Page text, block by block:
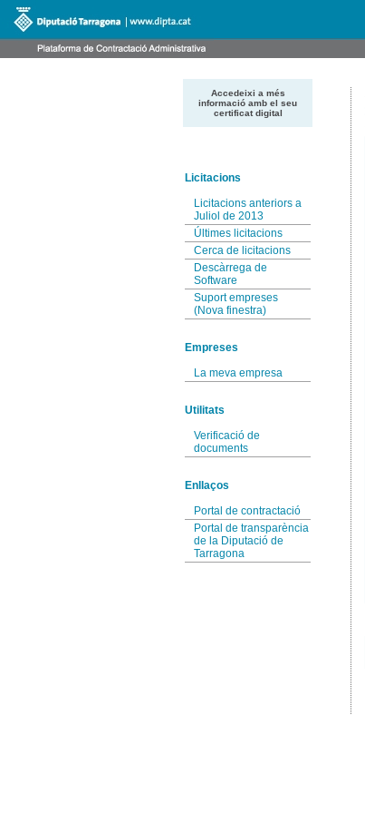
Accedeixi a més
informació amb el seu
certificat digital
Licitacions
Licitacions anteriors a
Juliol de 2013
Últimes licitacions
Cerca de licitacions
Descàrrega de
Software
Suport empreses
(Nova finestra)
Empreses
La meva empresa
Utilitats
Verificació de
documents
Enllaços
Portal de contractació
Portal de transparència
de la Diputació de
Tarragona